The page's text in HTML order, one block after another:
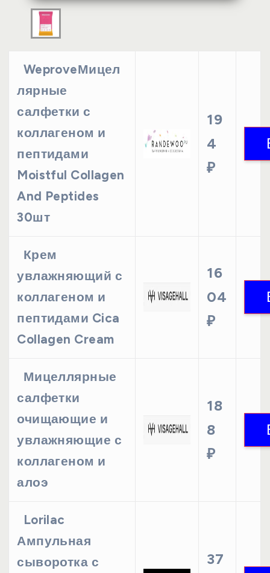
WeproveМицел
лярные
салфетки с
коллагеном и
пептидами
Moistful Collagen
And Peptides
30шт
19
4
₽
Крем
увлажняющий с
коллагеном и
пептидами Cica
Collagen Cream
16
04
₽
Мицеллярные
салфетки
очищающие и
увлажняющие с
коллагеном и
алоэ
18
8
₽
Lorilac
Ампульная
сыворотка с
37